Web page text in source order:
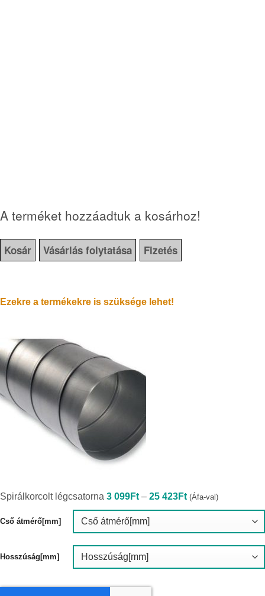
A terméket hozzáadtuk a kosárhoz!
Kosár Vásárlás folytatása Fizetés
Ezekre a termékekre is szüksége lehet!
Spirálkorcolt légcsatorna 3 099Ft – 25 423FtÁrtartomány:
3
099Ft
25
(Áfa-val)
Cső átmérő[mm]
Hosszúság[mm]